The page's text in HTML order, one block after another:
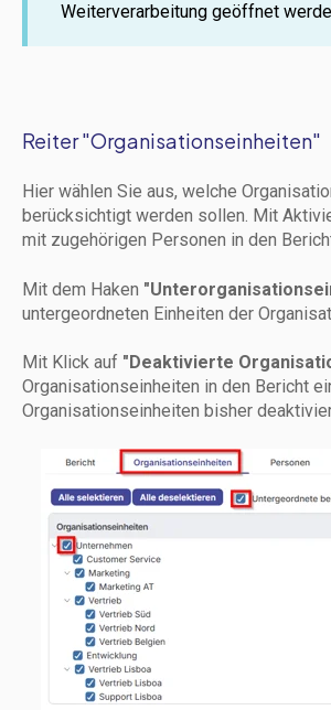
Weiterverarbeitung geöffnet
Reiter "Organisationseinheiten"
Hier wählen Sie aus, welche
berücksichtigt werden sollen. Mit
mit zugehörigen Personen in den
Mit dem Haken
untergeordneten Einheiten der
Mit Klick auf "Deaktivierte
Organisationseinheiten in den Bericht
Organisationseinheiten bisher